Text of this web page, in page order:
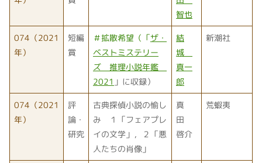
智也
074（2021
年）
短編
賞
＃拡散希望（「ザ・
ベストミステリー
ズ 推理小説年鑑
2021 」に収録）
結
城
真一
郎
新潮社
074（2021
年）
評
論・
研究
古典探偵小説の愉し
み １「フェアプレ
イの文学」，２「悪
人たちの肖像」
真
田
啓介
荒蝦夷